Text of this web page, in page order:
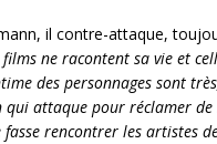
il contre-attaque,
ne racontent sa vie et
des personnages sont
attaque pour réclamer de
rencontrer les artistes